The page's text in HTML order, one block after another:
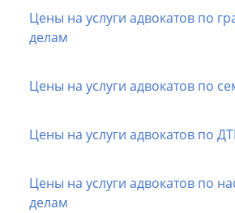
Цены на услуги адвокатов по
делам
Цены на услуги адвокатов по
Цены на услуги адвокатов по
Цены на услуги адвокатов по
делам